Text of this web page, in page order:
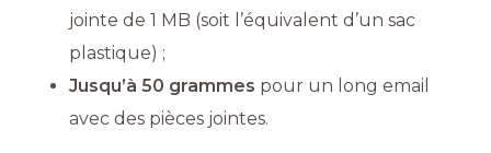
jointe de 1 MB (soit l’équivalent d’un sac
plastique) ;
Jusqu’à 50 grammes pour un long email
avec des pièces jointes.